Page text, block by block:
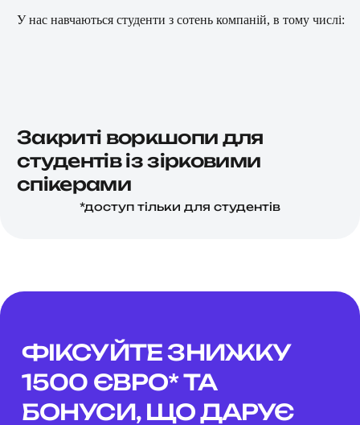
У нас навчаються студенти з сотень компаній, в тому числі:
Закриті воркшопи для
студентів із зірковими
спікерами
*доступ тільки для студентів
ФІКСУЙТЕ ЗНИЖКУ
1500 ЄВРО* ТА
БОНУСИ, ЩО ДАРУЄ